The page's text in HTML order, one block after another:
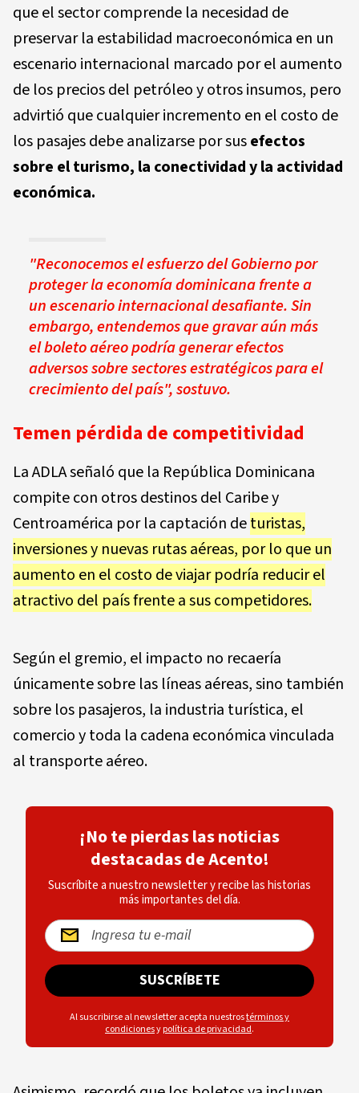
que el sector comprende la necesidad de
preservar la estabilidad macroeconómica en un
escenario internacional marcado por el aumento
de los precios del petróleo y otros insumos, pero
advirtió que cualquier incremento en el costo de
los pasajes debe analizarse por susefectos
sobre el turismo, la conectividad y la actividad
económica.
"Reconocemos el esfuerzo del Gobierno por
proteger la economía dominicana frente a
un escenario internacional desafiante. Sin
embargo, entendemos que gravar aún más
el boleto aéreo podría generar efectos
adversos sobre sectores estratégicos para el
crecimiento del país", sostuvo.
Temen pérdida de competitividad
La ADLA señaló que la República Dominicana
compite con otros destinos del Caribe y
Centroamérica por la captación deturistas,
inversiones y nuevas rutas aéreas, por lo que un
aumento en el costo de viajar podría reducir el
atractivo del país frente a sus competidores.
Según el gremio, el impacto no recaería
únicamente sobre las líneas aéreas, sino también
sobre los pasajeros, la industria turística, el
comercio y toda la cadena económica vinculada
al transporte aéreo.
¡No te pierdas las noticias
destacadas de Acento!
Suscríbite a nuestro newsletter y recibe las historias
más importantes del día.
SUSCRÍBETE
Al suscribirse al newsletter acepta nuestrostérminos y
condicionesypolítica de privacidad.